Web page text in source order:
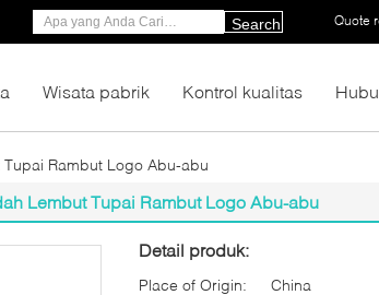
Quote
Search
Wisata pabrik Kontrol kualitas
Rambut Logo Abu-abu
Lembut Tupai Rambut Logo Abu-abu
Detail produk:
Place of Origin:
China